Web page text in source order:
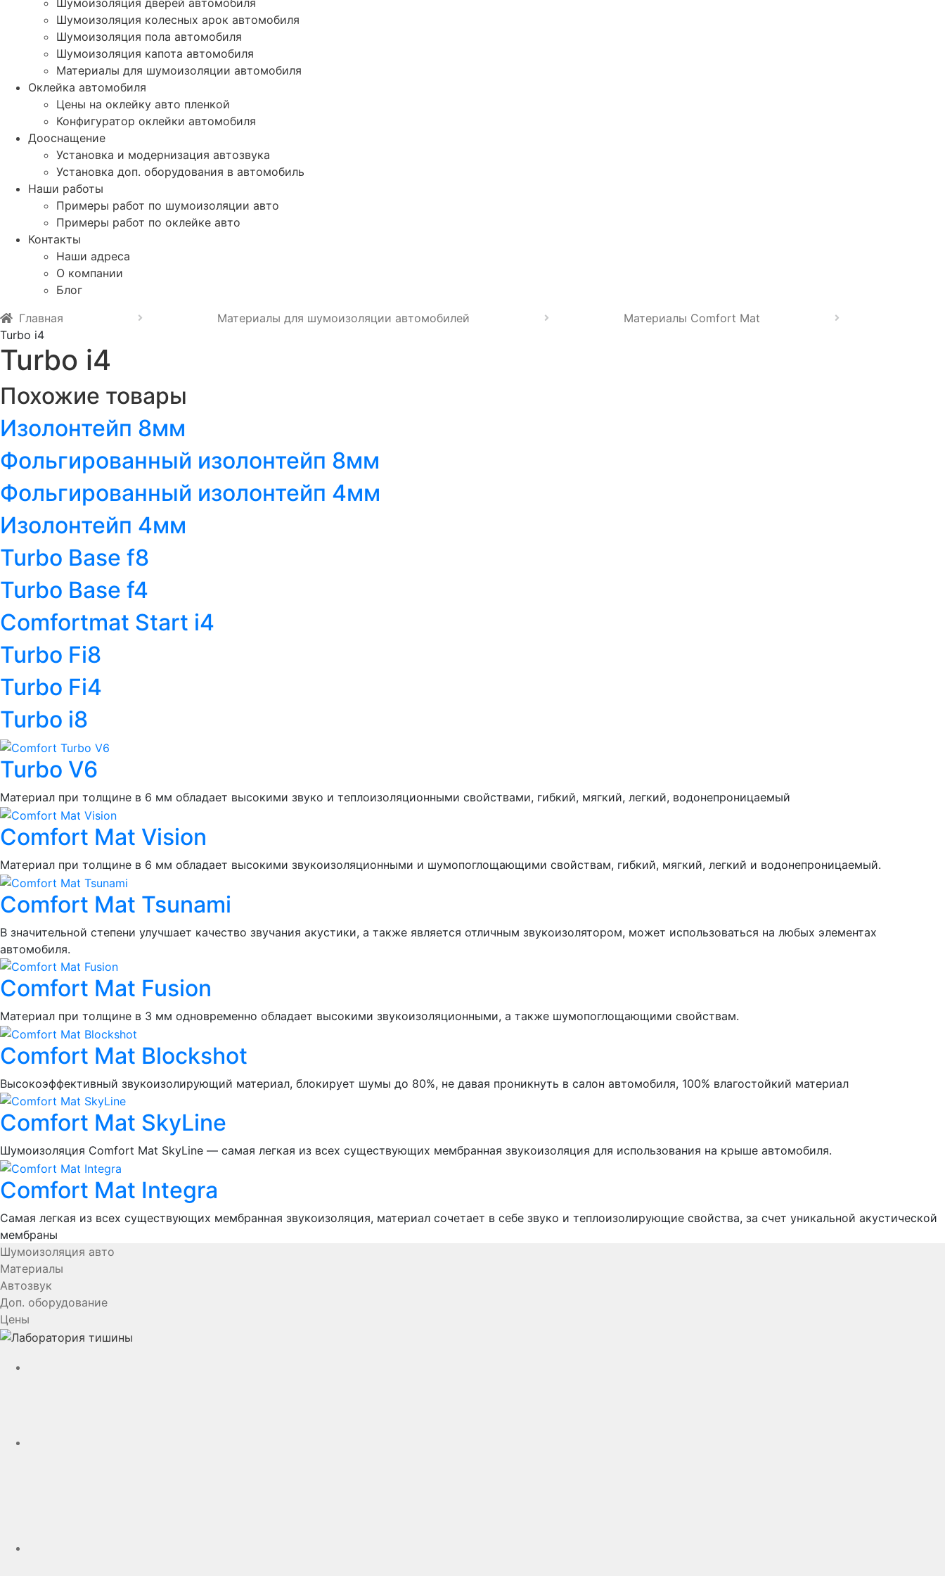
Шумоизоляция колесных арок автомобиля
Шумоизоляция пола автомобиля
Шумоизоляция капота автомобиля
Материалы для шумоизоляции автомобиля
Оклейка автомобиля
Цены на оклейку авто пленкой
Конфигуратор оклейки автомобиля
Дооснащение
Установка и модернизация автозвука
Установка доп. оборудования в автомобиль
Наши работы
Примеры работ по шумоизоляции авто
Примеры работ по оклейке авто
Контакты
Наши адреса
О компании
Блог
Главная
Материалы для шумоизоляции автомобилей
Материалы Comfort Mat
Turbo i4
Turbo i4
Похожие товары
Изолонтейп 8мм
Фольгированный изолонтейп 8мм
Фольгированный изолонтейп 4мм
Изолонтейп 4мм
Turbo Base f8
Turbo Base f4
Comfortmat Start i4
Turbo Fi8
Turbo Fi4
Turbo i8
Turbo V6
Материал при толщине в 6 мм обладает высокими звуко и теплоизоляционными свойствами, гибкий, мягкий, легкий, водонепроницаемый
Comfort Mat Vision
Материал при толщине в 6 мм обладает высокими звукоизоляционными и шумопоглощающими свойствам, гибкий, мягкий, легкий и водонепроницаемый.
Comfort Mat Tsunami
В значительной степени улучшает качество звучания акустики, а также является отличным звукоизолятором, может использоваться на любых элементах
автомобиля.
Comfort Mat Fusion
Материал при толщине в 3 мм одновременно обладает высокими звукоизоляционными, а также шумопоглощающими свойствам.
Comfort Mat Blockshot
Высокоэффективный звукоизолирующий материал, блокирует шумы до 80%, не давая проникнуть в салон автомобиля, 100% влагостойкий материал
Comfort Mat SkyLine
Шумоизоляция Comfort Mat SkyLine — самая легкая из всех существующих мембранная звукоизоляция для использования на крыше автомобиля.
Comfort Mat Integra
Самая легкая из всех существующих мембранная звукоизоляция, материал сочетает в себе звуко и теплоизолирующие свойства, за счет уникальной акустической
мембраны
Шумоизоляция авто
Материалы
Автозвук
Доп. оборудование
Цены